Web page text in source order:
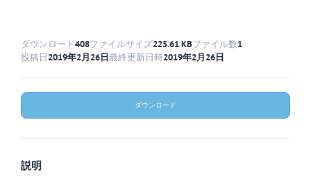
ダウンロード408ファイルサイズ225.61 KBファイル数1
投稿日2019年2月26日最終更新日時2019年2月26日
ダウンロード
説明